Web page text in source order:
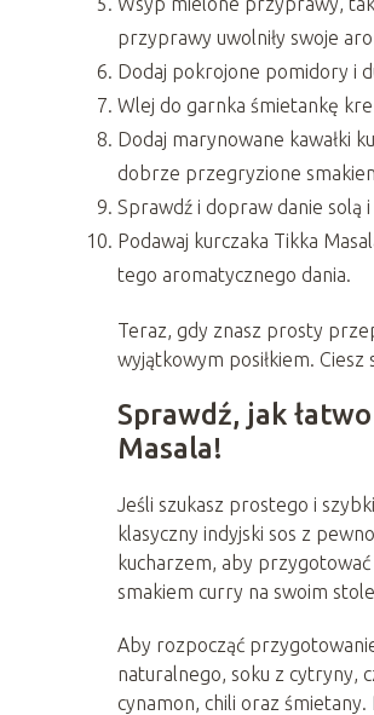
przyprawy uwolniły swoje
Dodaj pokrojone pomidory i
Wlej do garnka śmietankę
Dodaj marynowane kawałki
dobrze przegryzione
Sprawdź i dopraw danie solą
Podawaj kurczaka Tikka
tego aromatycznego dania.
Teraz, gdy znasz prosty
wyjątkowym posiłkiem.
Sprawdź, jak
Masala!
Jeśli szukasz prostego i
klasyczny indyjski sos z
kucharzem, aby
smakiem curry na swoim
Aby rozpocząć
naturalnego, soku z cytryny,
cynamon, chili oraz